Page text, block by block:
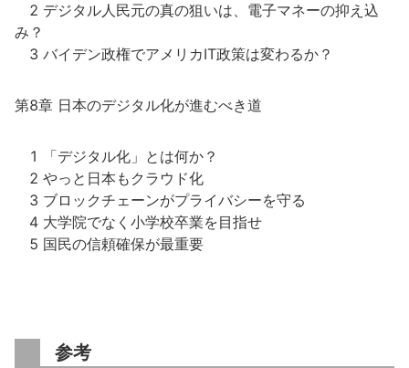
2 デジタル人民元の真の狙いは、電子マネーの抑え込
み？
3 バイデン政権でアメリカIT政策は変わるか？
第8章 日本のデジタル化が進むべき道
1 「デジタル化」とは何か？
2 やっと日本もクラウド化
3 ブロックチェーンがプライバシーを守る
4 大学院でなく小学校卒業を目指せ
5 国民の信頼確保が最重要
参考